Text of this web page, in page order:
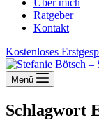
Über mich
Ratgeber
Kontakt
Kostenloses
Menü
Schlagwort